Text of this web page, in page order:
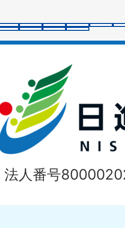
ラ
イ
法人番号